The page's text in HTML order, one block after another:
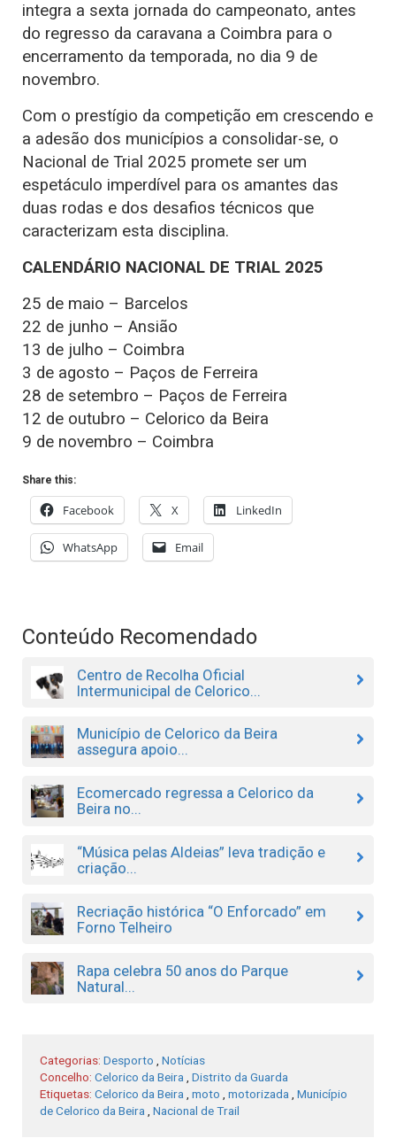
integra a sexta jornada do campeonato, antes
do regresso da caravana a Coimbra para o
encerramento da temporada, no dia 9 de
novembro.
Com o prestígio da competição em crescendo e
a adesão dos municípios a consolidar-se, o
Nacional de Trial 2025 promete ser um
espetáculo imperdível para os amantes das
duas rodas e dos desafios técnicos que
caracterizam esta disciplina.
CALENDÁRIO NACIONAL DE TRIAL 2025
25 de maio – Barcelos
22 de junho – Ansião
13 de julho – Coimbra
3 de agosto – Paços de Ferreira
28 de setembro – Paços de Ferreira
12 de outubro – Celorico da Beira
9 de novembro – Coimbra
Share this:
Facebook X LinkedIn
WhatsApp Email
Conteúdo Recomendado
Centro de Recolha Oficial
Intermunicipal de Celorico...
Município de Celorico da Beira
assegura apoio...
Ecomercado regressa a Celorico da
Beira no...
“Música pelas Aldeias” leva tradição e
criação...
Recriação histórica “O Enforcado” em
Forno Telheiro
Rapa celebra 50 anos do Parque
Natural...
Categorias: Desporto
Notícias
Concelho: Celorico da Beira
Distrito da Guarda
Etiquetas: Celorico da Beira moto motorizada
Município
de Celorico da Beira
Nacional de Trail